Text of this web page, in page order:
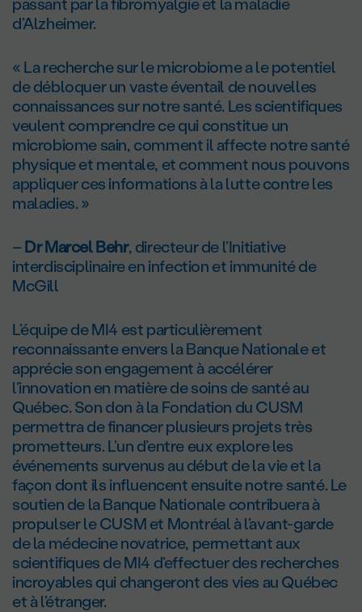
d’Alzheimer.
« La recherche sur le microbiome a le potentiel
de débloquer un vaste éventail de nouvelles
connaissances sur notre santé. Les scientifiques
veulent comprendre ce qui constitue un
microbiome sain, comment il affecte notre santé
physique et mentale, et comment nous pouvons
appliquer ces informations à la lutte contre les
maladies. »
–DrMarcel Behr, directeur de l’Initiative
interdisciplinaire en infection et immunité de
McGill
L’équipe de MI4 est particulièrement
reconnaissante envers la Banque Nationale et
apprécie son engagement à accélérer
l’innovation en matière de soins de santé au
Québec. Son don à la Fondation du CUSM
permettra de financer plusieurs projets très
prometteurs. L’un d’entre eux explore les
événements survenus au début de la vie et la
façon dont ils influencent ensuite notre santé. Le
soutien de la Banque Nationale contribuera à
propulser le CUSM et Montréal à l’avant-garde
de la médecine novatrice, permettant aux
scientifiques de MI4 d’effectuer des recherches
incroyables qui changeront des vies au Québec
et à l’étranger.